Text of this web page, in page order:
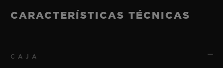
CARACTERÍSTICAS TÉCNICAS
CAJA